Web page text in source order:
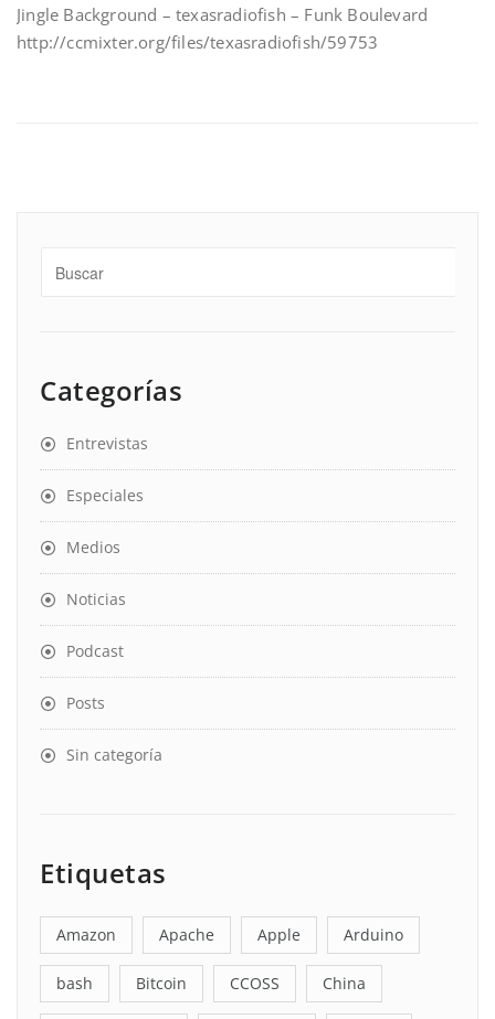
Jingle Background – texasradiofish – Funk Boulevard
http://ccmixter.org/files/texasradiofish/59753
Categorías
Entrevistas
Especiales
Medios
Noticias
Podcast
Posts
Sin categoría
Etiquetas
Amazon Apache Apple Arduino
bash Bitcoin CCOSS China